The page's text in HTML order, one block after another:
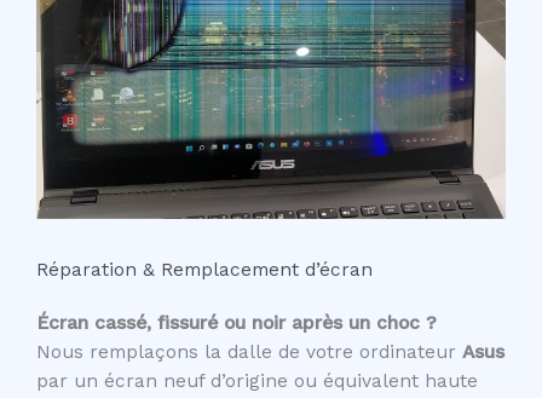
Réparation & Remplacement d’écran
Écran cassé, fissuré ou noir après un choc ?
Nous remplaçons la dalle de votre ordinateur Asus
par un écran neuf d’origine ou équivalent haute